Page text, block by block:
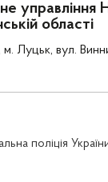
управління
області
Луцьк, вул.
поліція